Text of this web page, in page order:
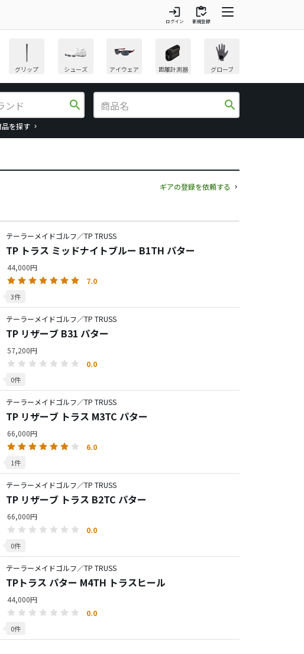
login
ログイン
inventory
新規登録
グリップ シューズ アイウェア 距離計測器 グローブ
search
品を探す
search
ギアの登録を依頼する
テーラーメイドゴルフ／TP TRUSS
TP トラス ミッドナイトブルー B1TH パター
44,000円
7.0
3件
テーラーメイドゴルフ／TP TRUSS
TP リザーブ B31 パター
57,200円
0.0
0件
テーラーメイドゴルフ／TP TRUSS
TP リザーブ トラス M3TC パター
66,000円
6.0
1件
テーラーメイドゴルフ／TP TRUSS
TP リザーブ トラス B2TC パター
66,000円
0.0
0件
テーラーメイドゴルフ／TP TRUSS
TPトラス パター M4TH トラスヒール
44,000円
0.0
0件